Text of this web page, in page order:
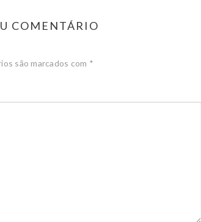
COMENTÁRIO
são marcados com *